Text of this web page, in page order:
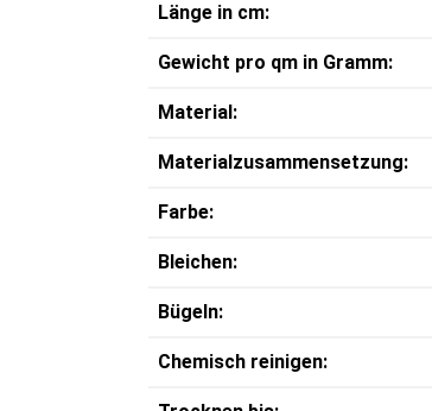
Länge in cm:
Gewicht pro qm in Gramm:
Material:
Materialzusammensetzung:
Farbe:
Bleichen:
Bügeln:
Chemisch reinigen: